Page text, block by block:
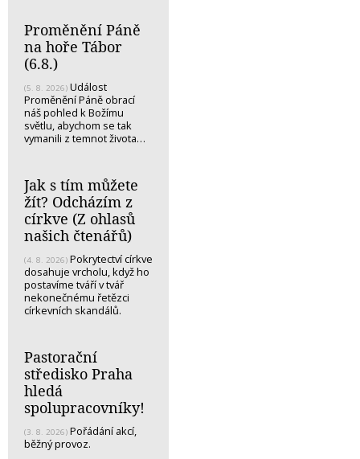
Proměnění Páně
na hoře Tábor
(6.8.)
(5. 8. 2026) Událost
Proměnění Páně obrací
náš pohled k Božímu
světlu, abychom se tak
vymanili z temnot života…
Jak s tím můžete
žít? Odcházím z
církve (Z ohlasů
našich čtenářů)
(4. 8. 2026) Pokrytectví církve
dosahuje vrcholu, když ho
postavíme tváří v tvář
nekonečnému řetězci
církevních skandálů.
Pastorační
středisko Praha
hledá
spolupracovníky!
(3. 8. 2026) Pořádání akcí,
běžný provoz.